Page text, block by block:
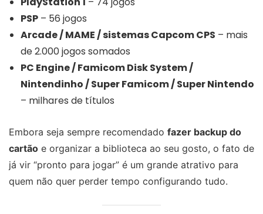
PSP – 56 jogos
Arcade / MAME / sistemas Capcom CPS – mais
de 2.000 jogos somados
PC Engine / Famicom Disk System /
Nintendinho / Super Famicom / Super Nintendo
– milhares de títulos
Embora seja sempre recomendado fazer backup do
cartão e organizar a biblioteca ao seu gosto, o fato de
já vir “pronto para jogar” é um grande atrativo para
quem não quer perder tempo configurando tudo.